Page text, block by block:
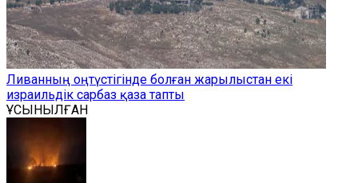
Ливанның оңтүстігінде болған жарылыстан екі
израильдік сарбаз қаза тапты
ҰСЫНЫЛҒАН